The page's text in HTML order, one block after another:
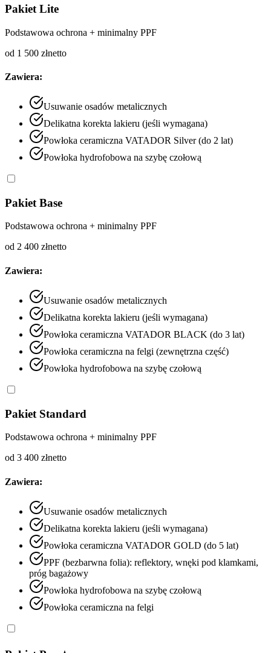
Pakiet Lite
Podstawowa ochrona + minimalny PPF
od 1 500 złnetto
Zawiera:
Usuwanie osadów metalicznych
Delikatna korekta lakieru (jeśli wymagana)
Powłoka ceramiczna VATADOR Silver (do 2 lat)
Powłoka hydrofobowa na szybę czołową
Pakiet Base
Podstawowa ochrona + minimalny PPF
od 2 400 złnetto
Zawiera:
Usuwanie osadów metalicznych
Delikatna korekta lakieru (jeśli wymagana)
Powłoka ceramiczna VATADOR BLACK (do 3 lat)
Powłoka ceramiczna na felgi (zewnętrzna część)
Powłoka hydrofobowa na szybę czołową
Pakiet Standard
Podstawowa ochrona + minimalny PPF
od 3 400 złnetto
Zawiera:
Usuwanie osadów metalicznych
Delikatna korekta lakieru (jeśli wymagana)
Powłoka ceramiczna VATADOR GOLD (do 5 lat)
PPF (bezbarwna folia): reflektory, wnęki pod klamkami,
próg bagażowy
Powłoka hydrofobowa na szybę czołową
Powłoka ceramiczna na felgi